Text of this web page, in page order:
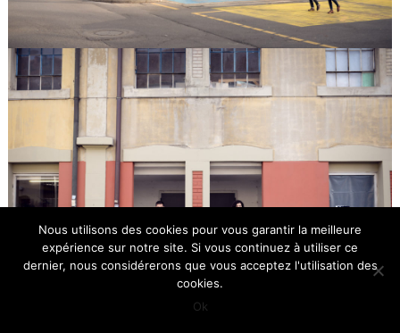
Nous utilisons des cookies pour vous garantir la meilleure
expérience sur notre site. Si vous continuez à utiliser ce
dernier, nous considérerons que vous acceptez l'utilisation des
cookies.
Ok